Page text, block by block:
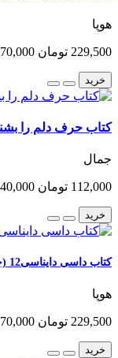
هوپا
229,500 تومان 270,000
خرید
کتاب حرف دلم را
جمال
112,000 تومان 140,000
خرید
کتاب داسی دایناسی12 (جوراب پاره)
هوپا
229,500 تومان 270,000
خرید